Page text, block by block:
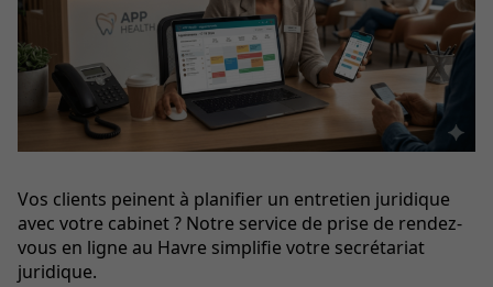
Vos clients peinent à planifier un entretien juridique
avec votre cabinet ? Notre service de prise de rendez-
vous en ligne au Havre simplifie votre secrétariat
juridique.